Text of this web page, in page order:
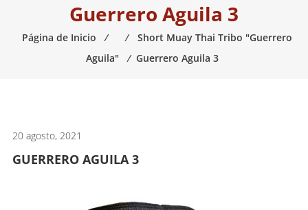
de
Guerrero Aguila 3
Página de Inicio ⁄ ⁄
Short Muay Thai Tribo "Guerrero
Aguila"
⁄ Guerrero Aguila 3
20 agosto, 2021
GUERRERO AGUILA 3